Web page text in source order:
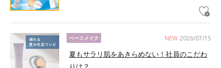
NEW 2026/07/15
ベースメイク
夏もサラリ肌をあきらめない！社員のこだわ